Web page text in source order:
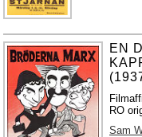
EN
RO
Sam